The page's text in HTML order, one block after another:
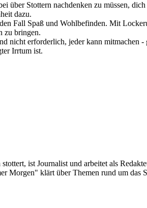
über Stottern nachdenken zu müssen,
dazu.
Fall Spaß und Wohlbefinden. Mit
zu bringen.
nicht erforderlich, jeder kann mitmachen
Irrtum ist.
stottert, ist Journalist und arbeitet als
Morgen" klärt über Themen rund um das